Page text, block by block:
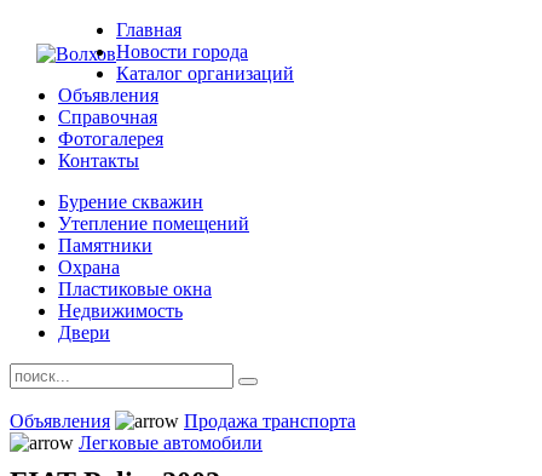
Главная
Новости города
Каталог организаций
Объявления
Справочная
Фотогалерея
Контакты
Бурение скважин
Утепление помещений
Памятники
Охрана
Пластиковые окна
Недвижимость
Двери
Объявления
Продажа транспорта
Легковые автомобили